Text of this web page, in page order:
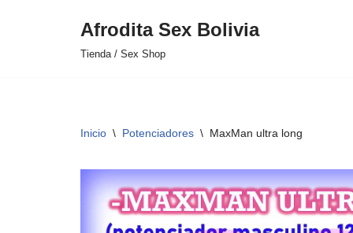
Afrodita Sex Bolivia
Tienda / Sex Shop
Inicio \ Potenciadores \ MaxMan ultra long